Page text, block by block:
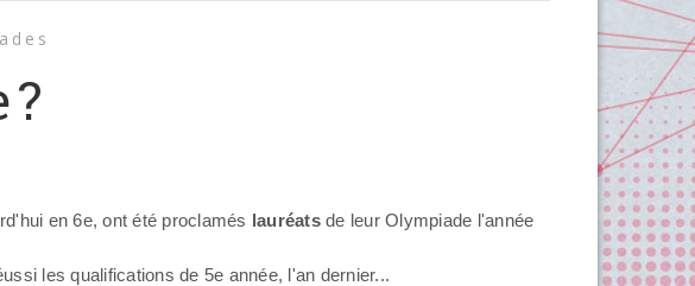
en 6e, ont été proclamés lauréatsde leur Olympiade l'année
les qualifications de 5e année, l'an dernier...